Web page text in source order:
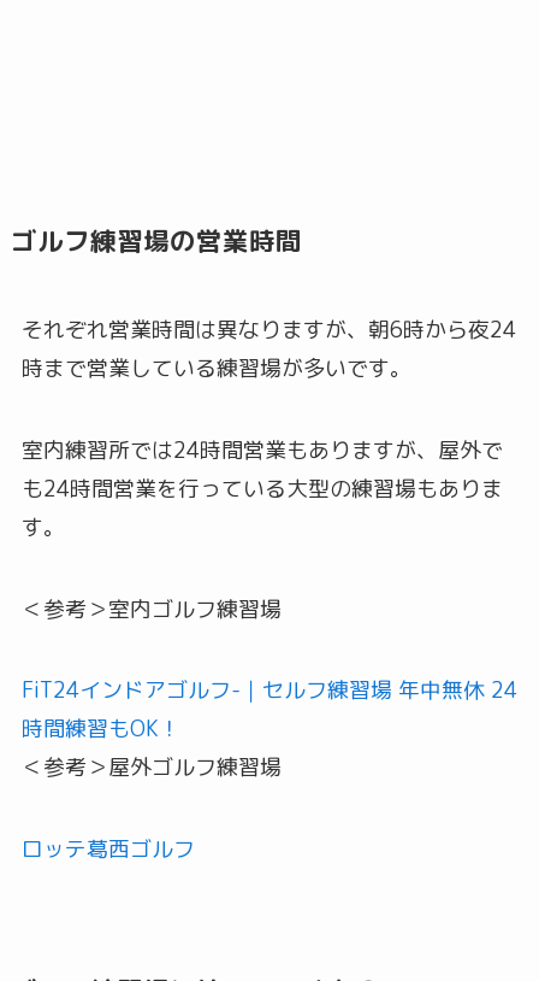
ゴルフ練習場の営業時間
それぞれ営業時間は異なりますが、朝6時から夜24
時まで営業している練習場が多いです。
室内練習所では24時間営業もありますが、屋外で
も24時間営業を行っている大型の練習場もありま
す。
＜参考＞室内ゴルフ練習場
FiT24インドアゴルフ-｜セルフ練習場 年中無休 24
時間練習もOK！
＜参考＞屋外ゴルフ練習場
ロッテ葛西ゴルフ